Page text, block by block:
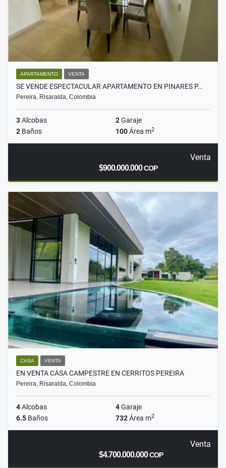
APARTAMENTO VENTA
SE VENDE ESPECTACULAR APARTAMENTO EN PINARES P…
Pereira, Risaralda, Colombia
3Alcobas 2Garaje
2 Baños 100Área m2
Venta
$900.000.000COP
CASA VENTA
EN VENTA CASA CAMPESTRE EN CERRITOS PEREIRA
Pereira, Risaralda, Colombia
4Alcobas 4Garaje
6.5 Baños 732Área m2
Venta
$4.700.000.000COP